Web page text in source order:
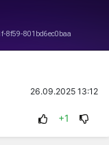
26.09.2025 13:12
+1